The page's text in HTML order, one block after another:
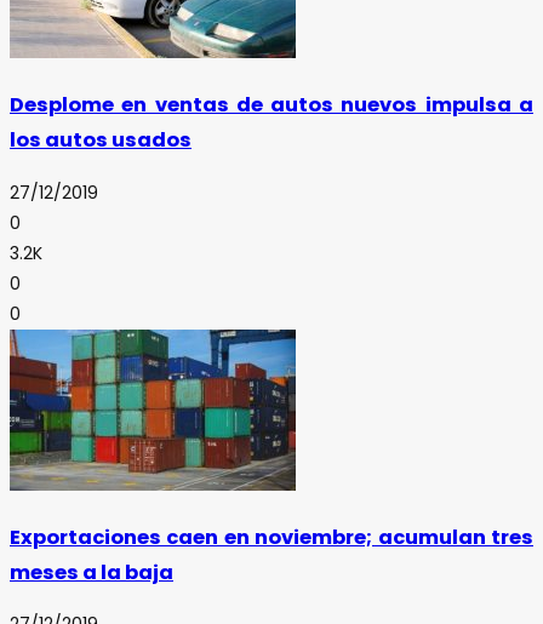
Desplome en ventas de autos nuevos impulsa a
los autos usados
27/12/2019
0
3.2K
0
0
Exportaciones caen en noviembre; acumulan tres
meses a la baja